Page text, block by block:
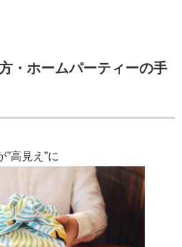
・ホームパーティーの手
高見え”に